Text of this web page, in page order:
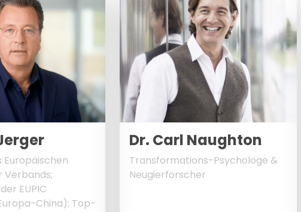
Europäischen
Verbands;
EUPIC
China); Top-
Dr. Carl Naughton
Transformations-Psychologe &
Neugierforscher